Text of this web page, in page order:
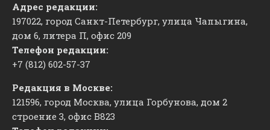
Адрес редакции:
197022, город Санкт-Петербург, улица Чапыгина,
дом 6, литера П, офис 209
Телефон редакции:
+7 (812) 602-57-37
Редакция в Москве:
121596, город Москва, улица Горбунова, дом 2
строение 3, офис ​В823